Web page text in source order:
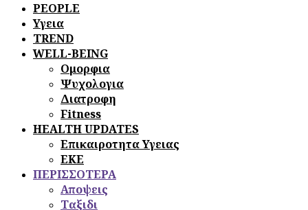
PEOPLE
Υγεια
TREND
WELL-BEING
Ομορφια
Ψυχολογια
Διατροφη
Fitness
HEALTH UPDATES
Επικαιροτητα Υγειας
ΕΚΕ
ΠΕΡΙΣΣΟΤΕΡΑ
Αποψεις
Ταξιδι